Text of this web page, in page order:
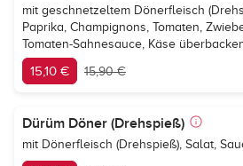
mit geschnetzeltem Dönerfleisch
Paprika, Champignons, Tomaten,
Tomaten-Sahnesauce, Käse
15,10 € 15,90 €
Dürüm Döner (Drehspieß)
mit Dönerfleisch (Drehspieß), Salat,